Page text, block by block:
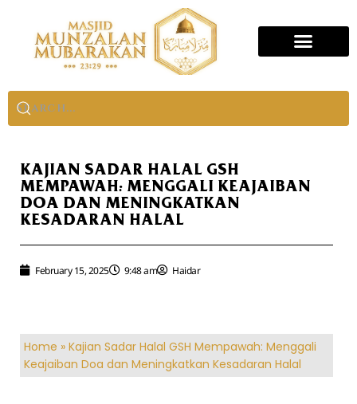
KAJIAN SADAR HALAL GSH
MEMPAWAH: MENGGALI KEAJAIBAN
DOA DAN MENINGKATKAN
KESADARAN HALAL
February 15, 2025 9:48 am Haidar
Home » Kajian Sadar Halal GSH Mempawah: Menggali
Keajaiban Doa dan Meningkatkan Kesadaran Halal